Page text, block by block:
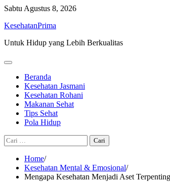
Skip
content
Sabtu Agustus 8, 2026
KesehatanPrima
Untuk Hidup yang Lebih Berkualitas
Beranda
Kesehatan Jasmani
Kesehatan Rohani
Makanan Sehat
Tips Sehat
Pola Hidup
Cari
untuk:
Home
Kesehatan Mental & Emosional
Mengapa Kesehatan Menjadi Aset